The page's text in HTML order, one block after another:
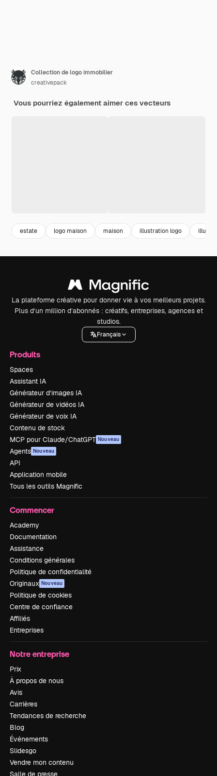
Collection de logo immobilier
creativepack
Vous pourriez également aimer ces vecteurs
estate logo maison maison illustration logo
La plateforme créative pour donner vie à vos meilleurs projets.
Plus d’un million d’abonnés : créatifs, entreprises, agences et
studios.
Français
Produits
Spaces
Assistant IA
Générateur d’images IA
Générateur de vidéos IA
Générateur de voix IA
Contenu de stock
MCP pour Claude/ChatGPT Nouveau
Agents Nouveau
API
Application mobile
Tous les outils Magnific
Commencer
Academy
Documentation
Assistance
Conditions générales
Politique de confidentialité
Originaux Nouveau
Politique de cookies
Centre de confiance
Affiliés
Entreprises
Notre entreprise
Prix
À propos de nous
Avis
Carrières
Tendances de recherche
Blog
Événements
Slidesgo
Vendre mon contenu
Salle de presse